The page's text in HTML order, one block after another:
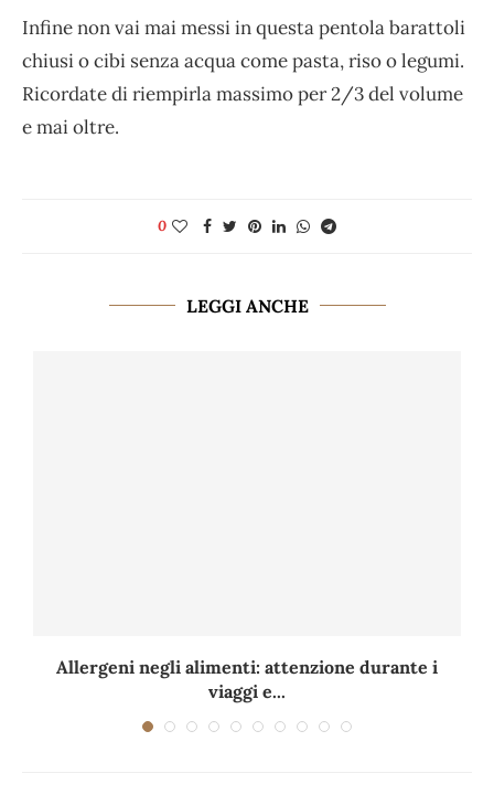
Infine non vai mai messi in questa pentola barattoli
chiusi o cibi senza acqua come pasta, riso o legumi.
Ricordate di riempirla massimo per 2/3 del volume
e mai oltre.
0
LEGGI ANCHE
Allergeni negli alimenti: attenzione durante i
viaggi e...